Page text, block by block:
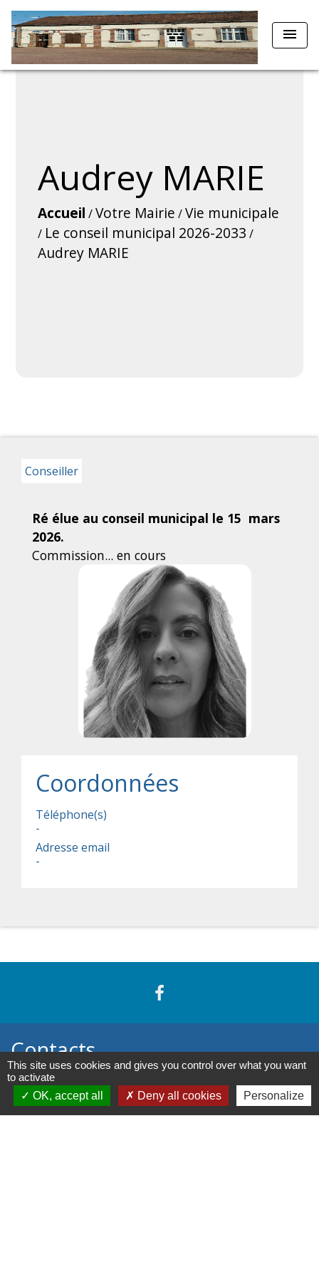
menu
Audrey MARIE
Accueil /Votre Mairie /Vie municipale
/ Le conseil municipal 2026-2033 /
Audrey MARIE
Conseiller
Ré élue au conseil municipal le 15 mars
2026.
Commission... en cours
Coordonnées
Téléphone(s)
-
Adresse email
-
Contacts
Commune de Pers-en-Gâtinais
7, rue Sainte Rose
This site uses cookies and gives you control over what you want
to activate
OK, accept all
Deny all cookies Personalize